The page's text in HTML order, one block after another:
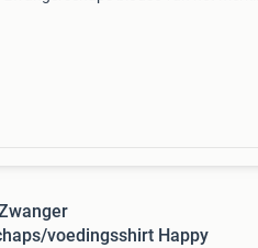
voedingsshirt Happy